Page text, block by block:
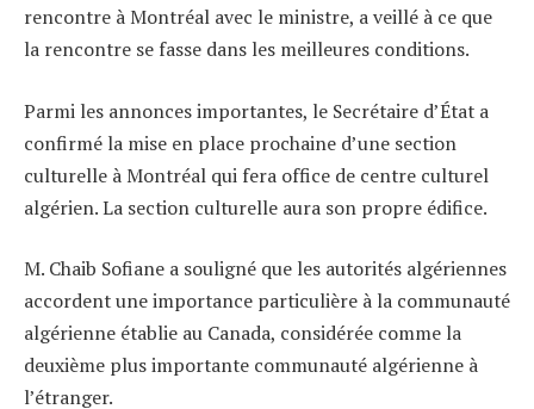
rencontre à Montréal avec le ministre, a veillé à ce que
la rencontre se fasse dans les meilleures conditions.
Parmi les annonces importantes, le Secrétaire d’État a
confirmé la mise en place prochaine d’une section
culturelle à Montréal qui fera office de centre culturel
algérien. La section culturelle aura son propre édifice.
M. Chaib Sofiane a souligné que les autorités algériennes
accordent une importance particulière à la communauté
algérienne établie au Canada, considérée comme la
deuxième plus importante communauté algérienne à
l’étranger.